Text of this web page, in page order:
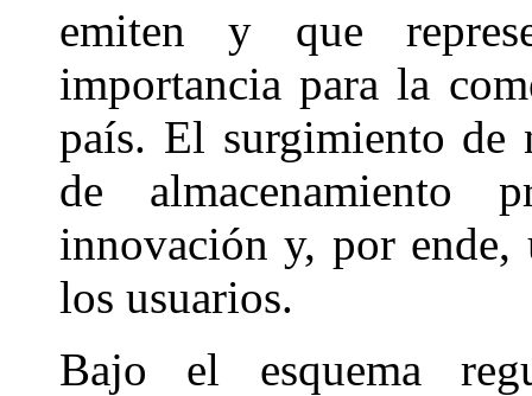
emiten y que
importancia para la
país. El surgimiento de
de
innovación y, por ende,
los usuarios.
Bajo el esquema